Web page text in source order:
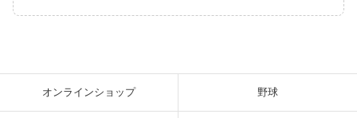
オンラインショップ 野球